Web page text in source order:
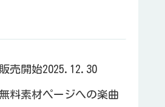
売開始2025.12.30
料素材ページへの楽曲